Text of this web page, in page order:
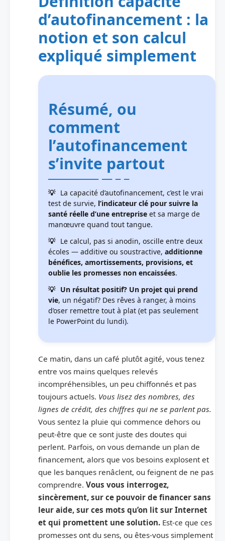
d’autofinancement : la
notion et son calcul
expliqué simplement
Résumé, ou
comment
l’autofinancement
s’invite partout
La capacité d’autofinancement, c’est le vrai
test de survie, l’indicateur clé pour suivre la
santé réelle d’une entreprise et sa marge de
manœuvre quand tout tangue.
Le calcul, pas si anodin, oscille entre deux
écoles — additive ou soustractive, additionne
bénéfices, amortissements, provisions, et
oublie les promesses non encaissées.
Un résultat positif? Un projet qui prend
vie, un négatif? Des rêves à ranger, à moins
d’oser remettre tout à plat (et pas seulement
le PowerPoint du lundi).
Ce matin, dans un café plutôt agité, vous tenez
entre vos mains quelques relevés
incompréhensibles, un peu chiffonnés et pas
toujours actuels. Vous lisez des nombres, des
lignes de crédit, des chiffres qui ne se parlent pas.
Vous sentez la pluie qui commence dehors ou
peut-être que ce sont juste des doutes qui
perlent. Parfois, on vous demande un plan de
financement, alors que vos besoins explosent et
que les banques renâclent, ou feignent de ne pas
comprendre. Vous vous interrogez,
sincèrement, sur ce pouvoir de financer sans
leur aide, sur ces mots qu’on lit sur Internet
et qui promettent une solution. Est-ce que ces
promesses ont du sens, ou êtes-vous simplement